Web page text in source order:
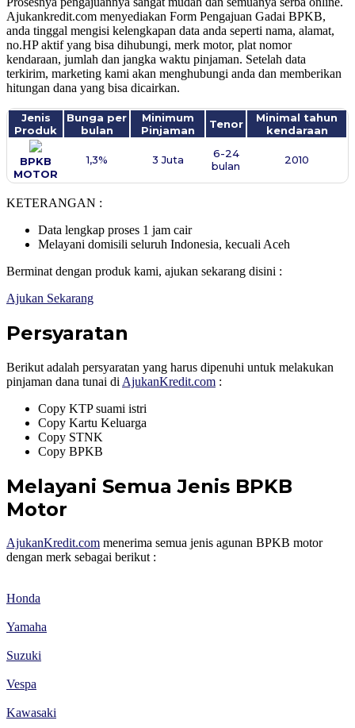
Ajukankredit.com menyediakan Form Pengajuan Gadai BPKB,
anda tinggal mengisi kelengkapan data anda seperti nama, alamat,
no.HP aktif yang bisa dihubungi, merk motor, plat nomor
kendaraan, jumlah dan jangka waktu pinjaman. Setelah data
terkirim, marketing kami akan menghubungi anda dan memberikan
hitungan dana yang bisa dicairkan.
Jenis
Produk
Bunga per
bulan
Minimum
Pinjaman
Tenor
Minimal tahun
kendaraan
BPKB
MOTOR
1,3% 3 Juta
6-24
bulan
2010
KETERANGAN :
Data lengkap proses 1 jam cair
Melayani domisili seluruh Indonesia, kecuali Aceh
Berminat dengan produk kami, ajukan sekarang disini :
Ajukan Sekarang
Persyaratan
Berikut adalah persyaratan yang harus dipenuhi untuk melakukan
pinjaman dana tunai di AjukanKredit.com :
Copy KTP suami istri
Copy Kartu Keluarga
Copy STNK
Copy BPKB
Melayani Semua Jenis BPKB
Motor
AjukanKredit.com menerima semua jenis agunan BPKB motor
dengan merk sebagai berikut :
Honda
Yamaha
Suzuki
Vespa
Kawasaki